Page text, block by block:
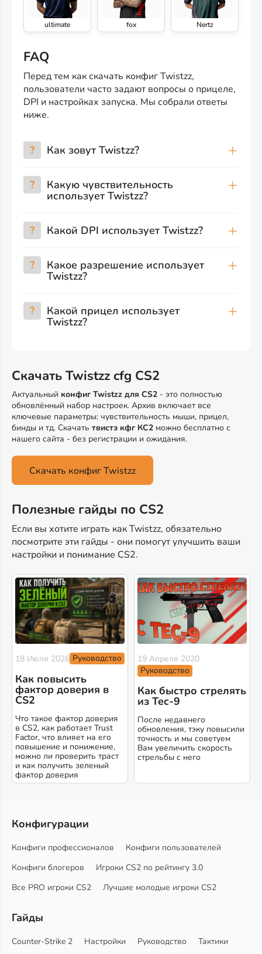
ultimate fox Nertz
FAQ
Перед тем как скачать конфиг Twistzz,
пользователи часто задают вопросы о прицеле,
DPI и настройках запуска. Мы собрали ответы
ниже.
? Как зовут Twistzz?
? Какую чувствительность
использует Twistzz?
? Какой DPI использует Twistzz?
? Какое разрешение использует
Twistzz?
? Какой прицел использует
Twistzz?
Скачать Twistzz cfg CS2
Актуальный конфиг Twistzz для CS2 - это полностью
обновлённый набор настроек. Архив включает все
ключевые параметры: чувствительность мыши, прицел,
бинды и тд. Скачать твистз кфг КС2 можно бесплатно с
нашего сайта - без регистрации и ожидания.
Скачать конфиг Twistzz
Полезные гайды по CS2
Если вы хотите играть как Twistzz, обязательно
посмотрите эти гайды - они помогут улучшить ваши
настройки и понимание CS2.
18 Июля 2026 Руководство
Как повысить
фактор доверия в
CS2
Что такое фактор доверия
в CS2, как работает Trust
Factor, что влияет на его
повышение и понижение,
можно ли проверить траст
и как получить зеленый
фактор доверия
19 Апреля 2020
Руководство
Как быстро стрелять
из Tec-9
После недавнего
обновления, тэку повысили
точность и мы советуем
Вам увеличить скорость
стрельбы с него
Конфигурации
Конфиги профессионалов
Конфиги пользователей
Конфиги блогеров
Игроки CS2 по рейтингу 3.0
Все PRO игроки CS2
Лучшие молодые игроки CS2
Гайды
Counter-Strike 2 Настройки Руководство
Тактики